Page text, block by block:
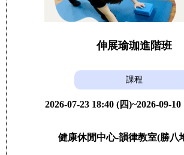
伸展瑜珈進階班
課程
2026-07-23 18:40 (四)~2026-09-
健康休閒中心-韻律教室(勝八